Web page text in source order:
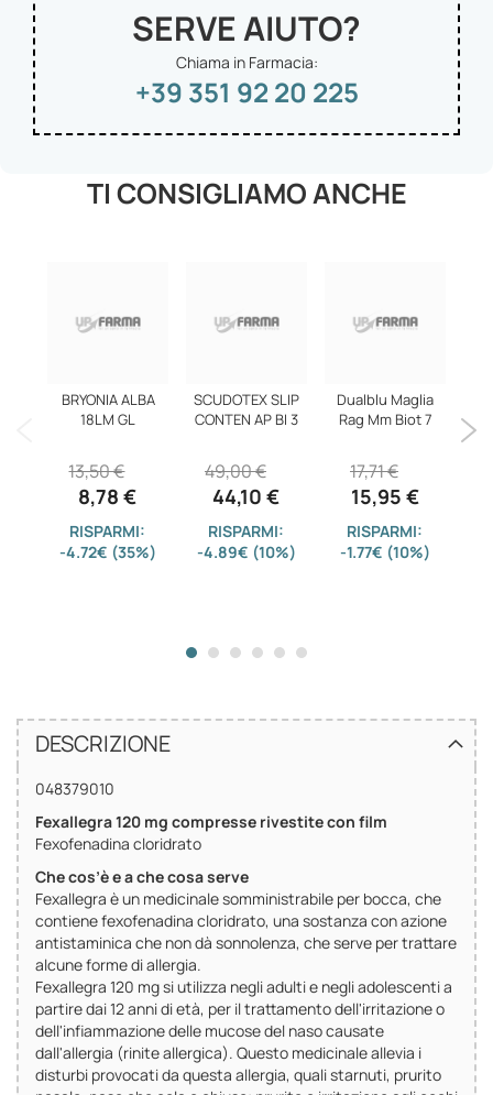
SERVE AIUTO?
Chiama in Farmacia:
+39 351 92 20 225
TI CONSIGLIAMO ANCHE
BRYONIA ALBA
18LM GL
8,78 €
13,50 €
RISPARMI:
-4.72€ (35%)
SCUDOTEX SLIP
CONTEN AP BI 3
44,10 €
49,00 €
RISPARMI:
-4.89€ (10%)
Dualblu Maglia
Rag Mm Biot 7
15,95 €
17,71 €
RISPARMI:
-1.77€ (10%)
DESCRIZIONE
048379010
Fexallegra 120 mg compresse rivestite con film
Fexofenadina cloridrato
Che cos’è e a che cosa serve
Fexallegra è un medicinale somministrabile per bocca, che
contiene fexofenadina cloridrato, una sostanza con azione
antistaminica che non dà sonnolenza, che serve per trattare
alcune forme di allergia.
Fexallegra 120 mg si utilizza negli adulti e negli adolescenti a
partire dai 12 anni di età, per il trattamento dell'irritazione o
dell'infiammazione delle mucose del naso causate
dall'allergia (rinite allergica). Questo medicinale allevia i
disturbi provocati da questa allergia, quali starnuti, prurito